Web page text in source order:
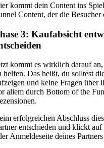
kommt dein Content ins
Content, der die
3: Kaufabsicht
kommt es wirklich darauf
helfen. Das heißt, du solltest
und keine Fragen über
allem durch Bottom of the
erfolgreichen Abschluss
entschieden und klickt
Anmeldeseite deines